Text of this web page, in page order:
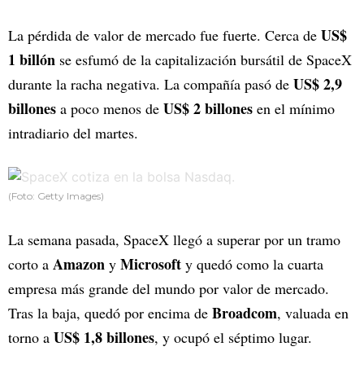
La pérdida de valor de mercado fue fuerte. Cerca de US$
1 billón se esfumó de la capitalización bursátil de SpaceX
durante la racha negativa. La compañía pasó de US$ 2,9
billones a poco menos de US$ 2 billones en el mínimo
intradiario del martes.
(Foto: Getty Images)
La semana pasada, SpaceX llegó a superar por un tramo
corto a Amazon y Microsoft y quedó como la cuarta
empresa más grande del mundo por valor de mercado.
Tras la baja, quedó por encima de Broadcom, valuada en
torno a US$ 1,8 billones, y ocupó el séptimo lugar.